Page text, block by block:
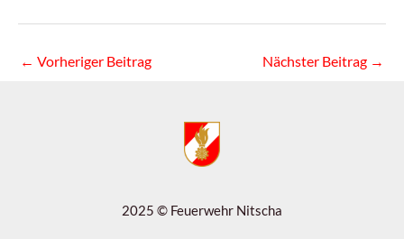
← Vorheriger Beitrag Nächster Beitrag →
2025 © Feuerwehr Nitscha